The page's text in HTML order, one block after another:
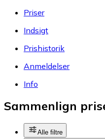
Priser
Indsigt
Prishistorik
Anmeldelser
Info
Sammenlign
Alle filtre